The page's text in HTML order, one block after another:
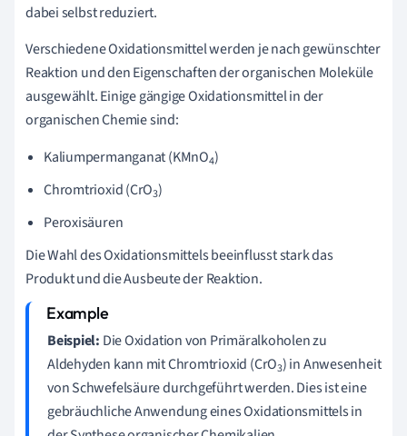
dabei selbst reduziert.
Verschiedene Oxidationsmittel werden je nach gewünschter
Reaktion und den Eigenschaften der organischen Moleküle
ausgewählt. Einige gängige Oxidationsmittel in der
organischen Chemie sind:
Kaliumpermanganat (KMnO4)
Chromtrioxid (CrO3)
Peroxisäuren
Die Wahl des Oxidationsmittels beeinflusst stark das
Produkt und die Ausbeute der Reaktion.
Beispiel: Die Oxidation von Primäralkoholen zu
Aldehyden kann mit Chromtrioxid (CrO3) in Anwesenheit
von Schwefelsäure durchgeführt werden. Dies ist eine
gebräuchliche Anwendung eines Oxidationsmittels in